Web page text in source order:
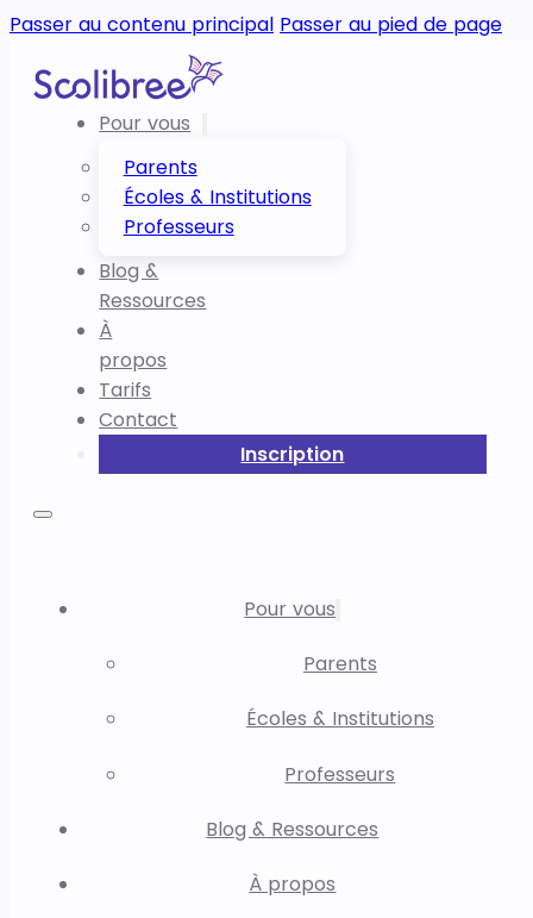
Passer au contenu principal Passer au pied de page
Pour vous
Parents
Écoles & Institutions
Professeurs
Blog &
Ressources
À
propos
Tarifs
Contact
Inscription
Pour vous
Parents
Écoles & Institutions
Professeurs
Blog & Ressources
À propos